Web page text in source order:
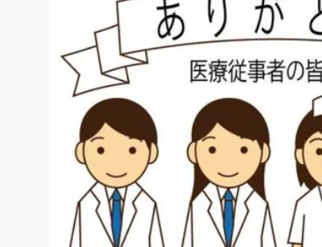
テクノロジー・ガジェット
ビジネス・起業
まちづくり・地域活性化